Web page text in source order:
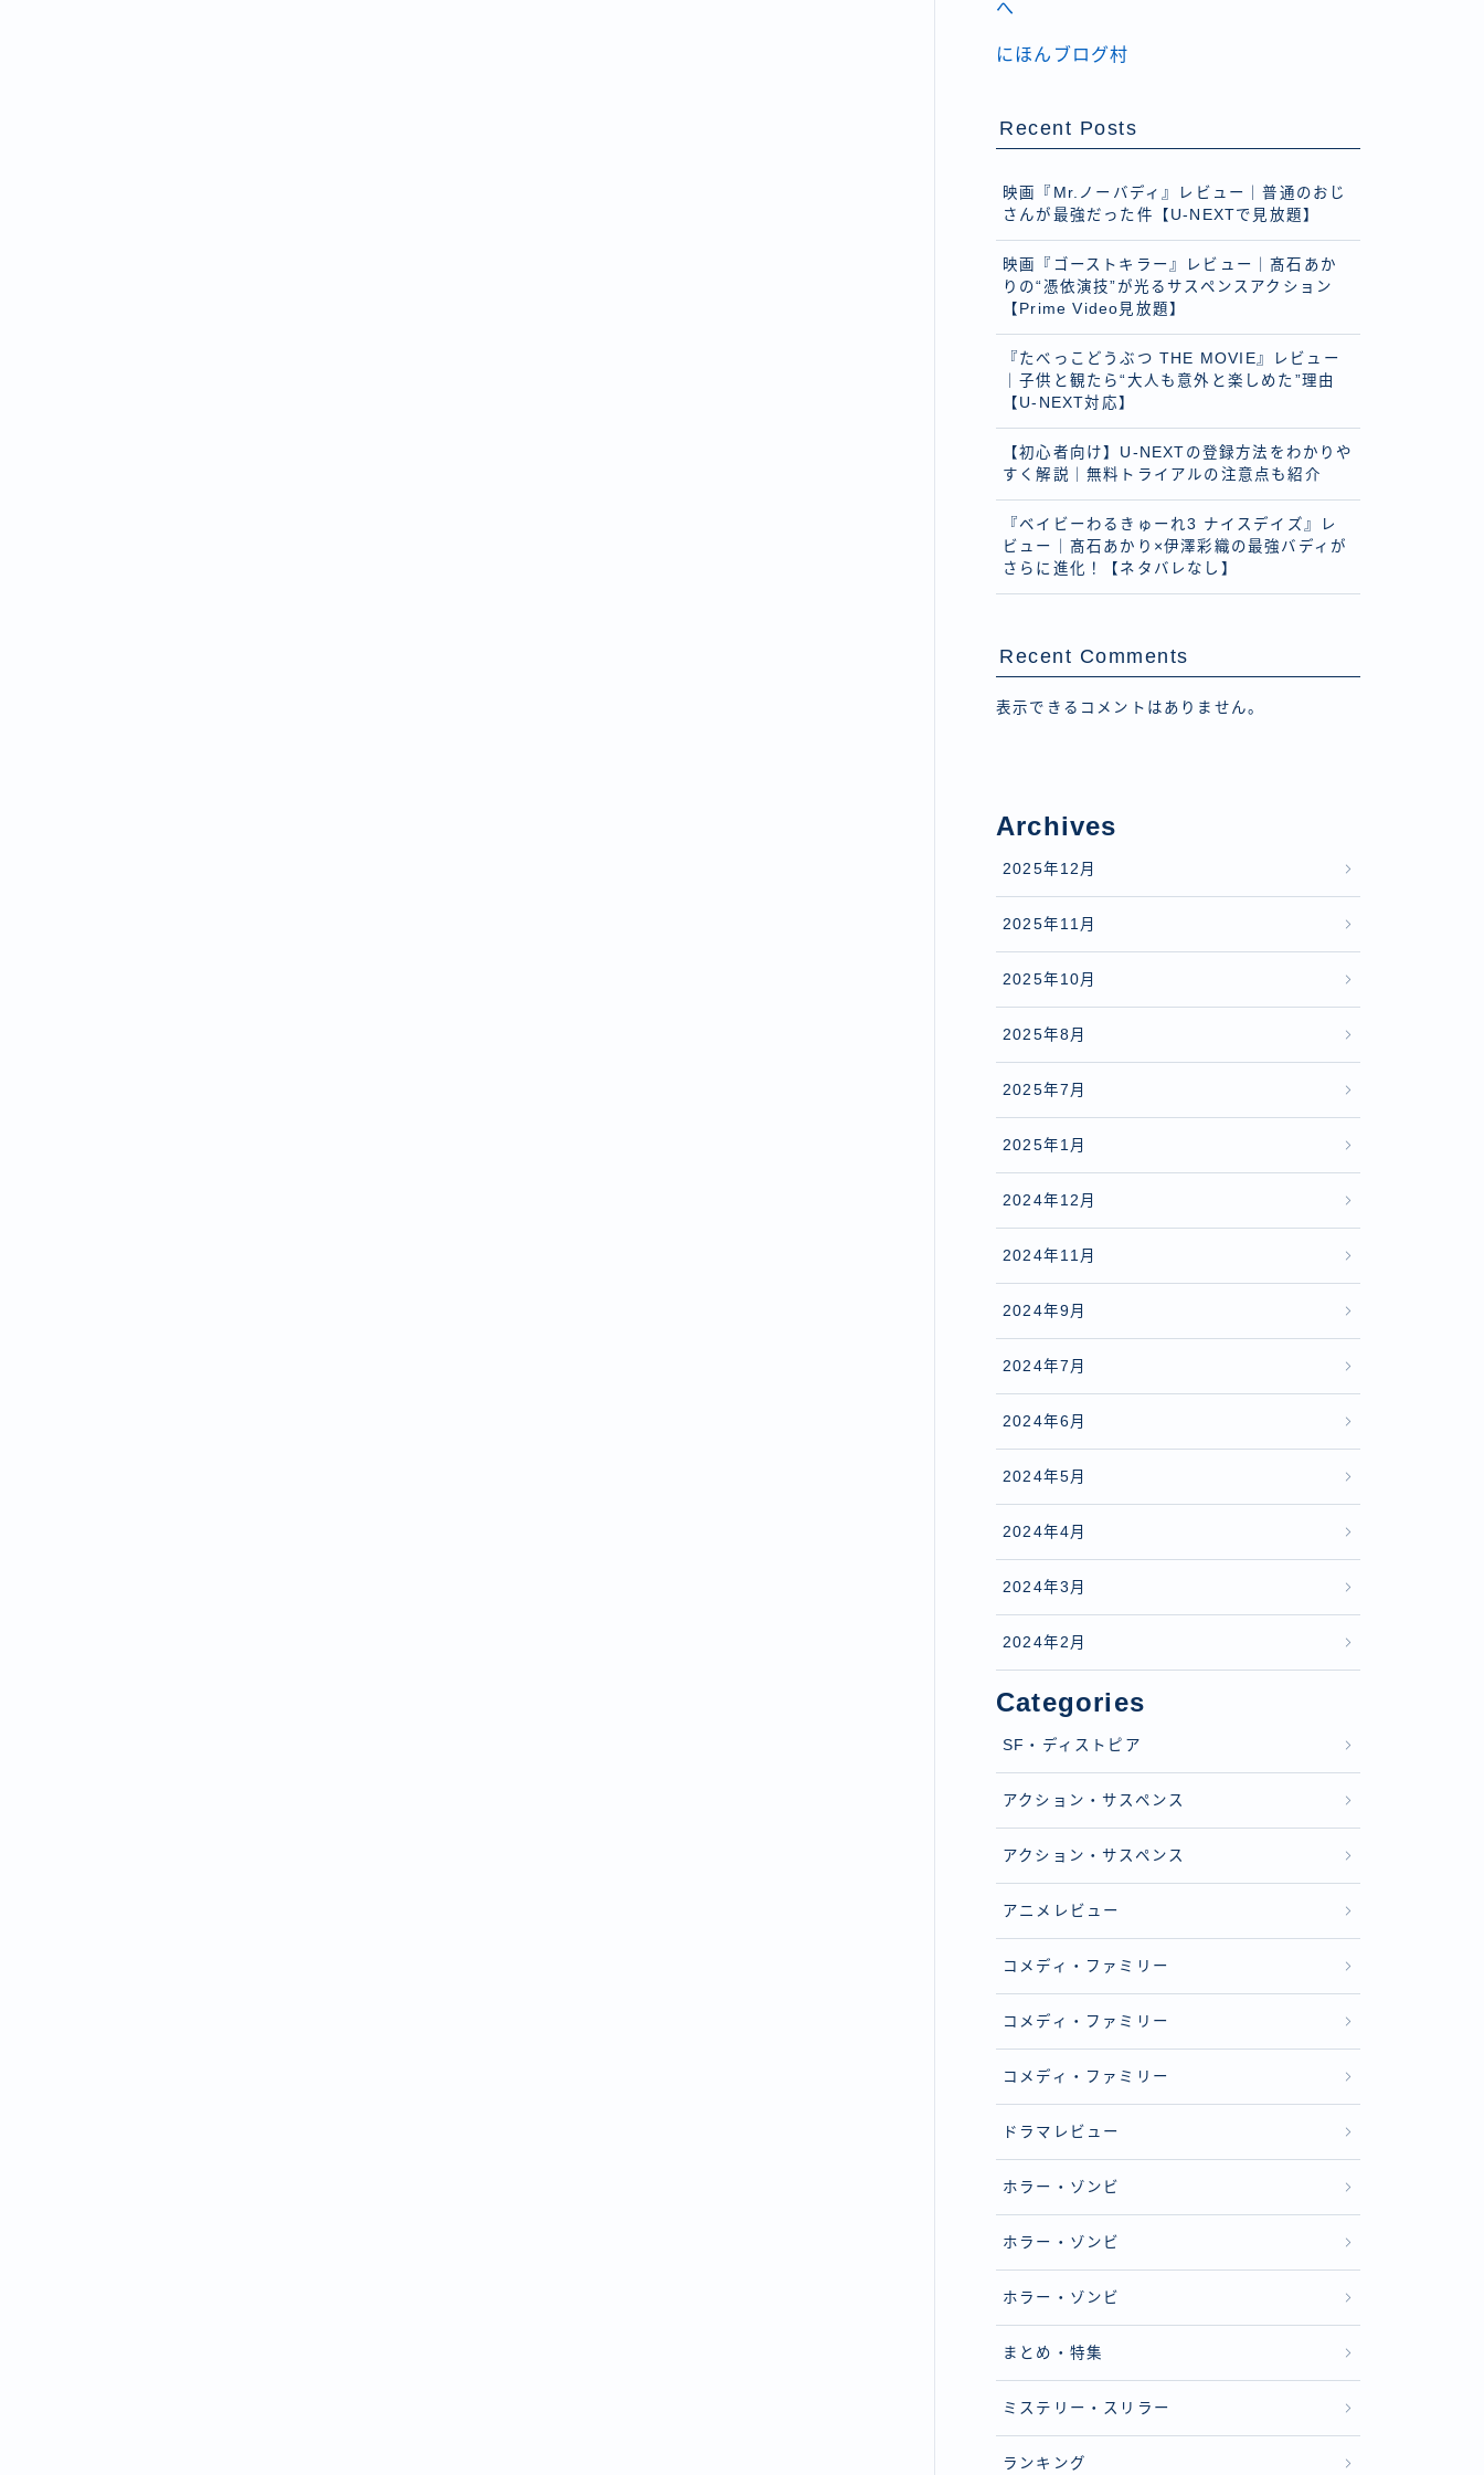
にほんブログ村
Recent Posts
映画『Mr.ノーバディ』レビュー｜普通のおじ
さんが最強だった件【U-NEXTで見放題】
映画『ゴーストキラー』レビュー｜髙石あか
りの“憑依演技”が光るサスペンスアクション
【Prime Video見放題】
『たべっこどうぶつ THE MOVIE』レビュー
｜子供と観たら“大人も意外と楽しめた”理由
【U-NEXT対応】
【初心者向け】U-NEXTの登録方法をわかりや
すく解説｜無料トライアルの注意点も紹介
『ベイビーわるきゅーれ3 ナイスデイズ』レ
ビュー｜髙石あかり×伊澤彩織の最強バディが
さらに進化！【ネタバレなし】
Recent Comments
表示できるコメントはありません。
Archives
2025年12月
2025年11月
2025年10月
2025年8月
2025年7月
2025年1月
2024年12月
2024年11月
2024年9月
2024年7月
2024年6月
2024年5月
2024年4月
2024年3月
2024年2月
Categories
SF・ディストピア
アクション・サスペンス
アクション・サスペンス
アニメレビュー
コメディ・ファミリー
コメディ・ファミリー
コメディ・ファミリー
ドラマレビュー
ホラー・ゾンビ
ホラー・ゾンビ
ホラー・ゾンビ
まとめ・特集
ミステリー・スリラー
ランキング